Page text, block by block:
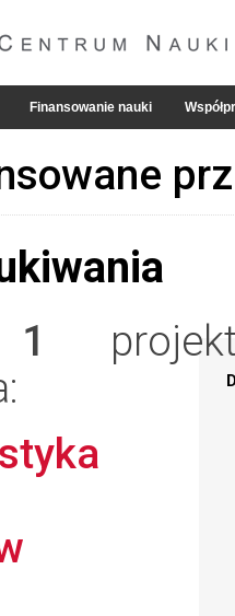
Finansowanie nauki
1